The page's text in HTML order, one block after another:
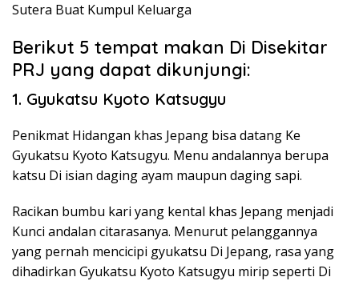
Sutera Buat Kumpul Keluarga
Berikut 5 tempat makan Di Disekitar
PRJ yang dapat dikunjungi:
1. Gyukatsu Kyoto Katsugyu
Penikmat Hidangan khas Jepang bisa datang Ke
Gyukatsu Kyoto Katsugyu. Menu andalannya berupa
katsu Di isian daging ayam maupun daging sapi.
Racikan bumbu kari yang kental khas Jepang menjadi
Kunci andalan citarasanya. Menurut pelanggannya
yang pernah mencicipi gyukatsu Di Jepang, rasa yang
dihadirkan Gyukatsu Kyoto Katsugyu mirip seperti Di